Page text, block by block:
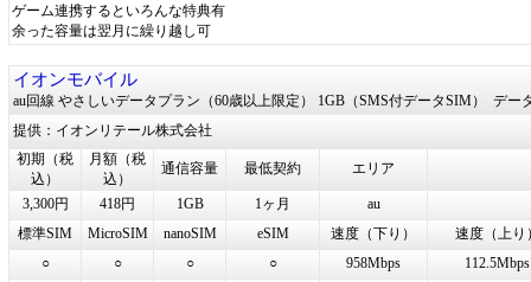
ゲーム連携するといろんな特典有
余った容量は翌月に繰り越し可
イオンモバイル
au回線 やさしいデータプラン（60歳以上限定） 1GB（SMS付データSIM） デー
提供：イオンリテール株式会社
初期（税
込）
月額（税
込）
通信容量 最低契約 エリア
3,300円 418円 1GB 1ヶ月
au
標準SIM
MicroSIM nanoSIM eSIM 速度（下り）
速度（上り
○
○ ○ ○ 958Mbps 112.5Mbps